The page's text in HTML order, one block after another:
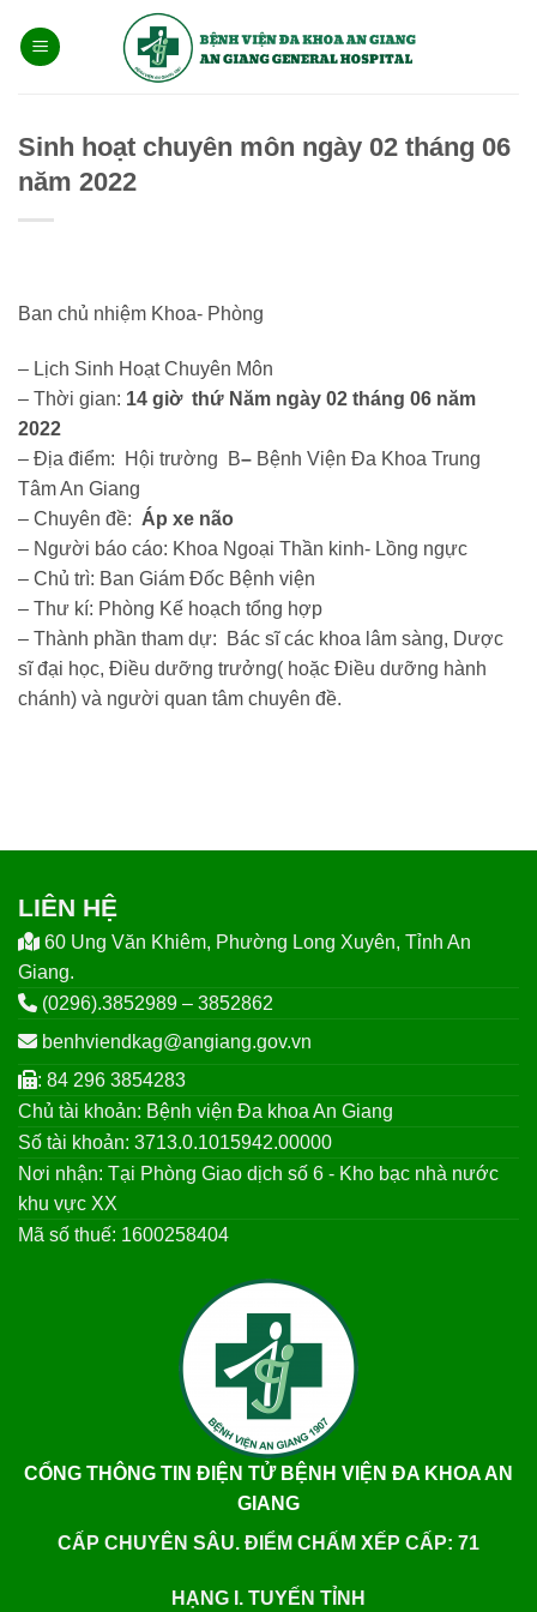
qua
Sinh hoạt chuyên môn ngày 02 tháng 06
năm 2022
Ban chủ nhiệm Khoa- Phòng
– Lịch Sinh Hoạt Chuyên Môn
– Thời gian: 14 giờ thứ Năm ngày 02 tháng 06 năm
2022
– Địa điểm: Hội trường B– Bệnh Viện Đa Khoa Trung
Tâm An Giang
– Chuyên đề: Áp xe não
– Người báo cáo: Khoa Ngoại Thần kinh- Lồng ngực
– Chủ trì: Ban Giám Đốc Bệnh viện
– Thư kí: Phòng Kế hoạch tổng hợp
– Thành phần tham dự: Bác sĩ các khoa lâm sàng, Dược
sĩ đại học, Điều dưỡng trưởng( hoặc Điều dưỡng hành
chánh) và người quan tâm chuyên đề.
LIÊN HỆ
60 Ung Văn Khiêm, Phường Long Xuyên, Tỉnh An
Giang.
(0296).3852989 – 3852862
benhviendkag@angiang.gov.vn
: 84 296 3854283
Chủ tài khoản: Bệnh viện Đa khoa An Giang
Số tài khoản: 3713.0.1015942.00000
Nơi nhận: Tại Phòng Giao dịch số 6 - Kho bạc nhà nước
khu vực XX
Mã số thuế: 1600258404
CỔNG THÔNG TIN ĐIỆN TỬ BỆNH VIỆN ĐA KHOA AN
GIANG
CẤP CHUYÊN SÂU. ĐIỂM CHẤM XẾP CẤP: 71
HẠNG I. TUYẾN TỈNH